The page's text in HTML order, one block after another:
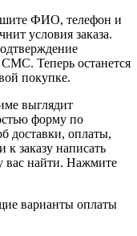
ФИО, телефон и
условия заказа.
Теперь останется
покупке.
выглядит
форму по
доставки, оплаты,
заказу написать
вас найти. Нажмите
варианты оплаты